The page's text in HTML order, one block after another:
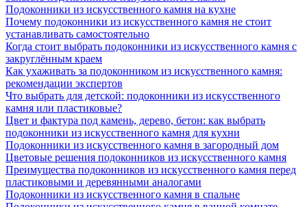
Подоконники из искусственного камня на кухне
Почему подоконники из искусственного камня не стоит
устанавливать самостоятельно
Когда стоит выбрать подоконники из искусственного камня с
закруглённым краем
Как ухаживать за подоконником из искусственного камня:
рекомендации экспертов
Что выбрать для детской: подоконники из искусственного
камня или пластиковые?
Цвет и фактура под камень, дерево, бетон: как выбрать
подоконники из искусственного камня для кухни
Подоконники из искусственного камня в загородный дом
Цветовые решения подоконников из искусственного камня
Преимущества подоконников из искусственного камня перед
пластиковыми и деревянными аналогами
Подоконники из искусственного камня в спальне